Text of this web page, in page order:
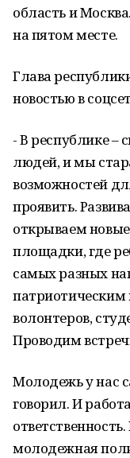
область и
на пятом месте.
Глава
новостью в
- В республике
людей, и мы
возможностей
проявить.
открываем
площадки, где
самых разных
волонтеров,
Проводим
Молодежь у нас
говорил. И
молодежная